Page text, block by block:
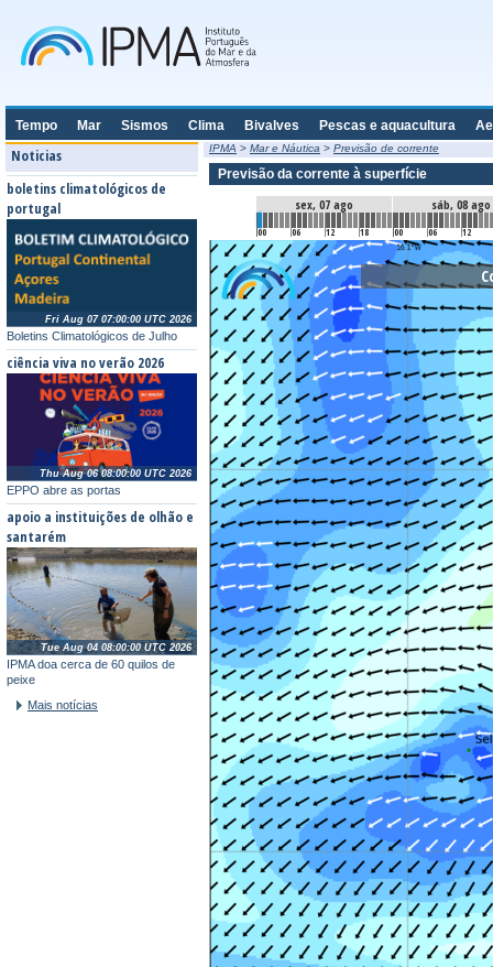
Tempo Mar Sismos Clima Bivalves Pescas e aquacultura
Noticias
boletins climatológicos de
portugal
Boletins Climatológicos de Julho
Fri Aug 07 07:00:00 UTC 2026
ciência viva no verão 2026
EPPO abre as portas
Thu Aug 06 08:00:00 UTC 2026
apoio a instituições de olhão e
santarém
IPMA doa cerca de 60 quilos de
peixe
Tue Aug 04 08:00:00 UTC 2026
Mais notícias
IPMA > Mar e Náutica > Previsão de corrente
Previsão da corrente à superfície
sex, 07 ago
00 06 12 18
sáb, 08 ago
00 06 12